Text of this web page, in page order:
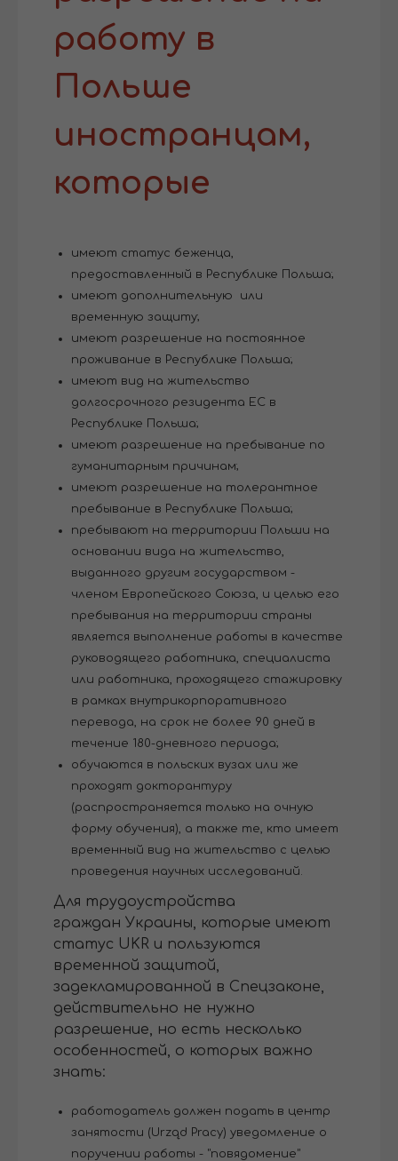
работу в
Польше
иностранцам,
которые
имеют статус беженца,
предоставленный в Республике Польша;
имеют дополнительную или
временную защиту;
имеют разрешение на постоянное
проживание в Республике Польша;
имеют вид на жительство
долгосрочного резидента ЕС в
Республике Польша;
имеют разрешение на пребывание по
гуманитарным причинам;
имеют разрешение на толерантное
пребывание в Республике Польша;
пребывают на территории Польши на
основании вида на жительство,
выданного другим государством -
членом Европейского Союза, и целью его
пребывания на территории страны
является выполнение работы в качестве
руководящего работника, специалиста
или работника, проходящего стажировку
в рамках внутрикорпоративного
перевода, на срок не более 90 дней в
течение 180-дневного периода;
обучаются в польских вузах или же
проходят докторантуру
(распространяется только на очную
форму обучения), а также те, кто имеет
временный вид на жительство с целью
проведения научных исследований.
Для трудоустройства
граждан Украины, которые имеют
статус UKR и пользуются
временной защитой,
задекламированной в Спецзаконе,
действительно не нужно
разрешение, но есть несколько
особенностей, о которых важно
знать:
работодатель должен подать в центр
занятости (Urząd Pracy) уведомление о
поручении работы - "повядомение"